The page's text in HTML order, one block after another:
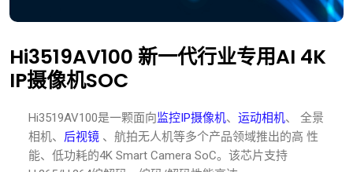
Hi3519AV100 新一代行业专用AI 4K
IP摄像机SOC
Hi3519AV100是一颗面向监控IP摄像机、 运动相机、 全景
相机、 后视镜 、航拍无人机等多个产品领域推出的高 性
能、低功耗的4K Smart Camera SoC。该芯片支持